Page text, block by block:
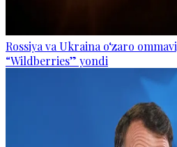
Rossiya va Ukraina o‘zaro
“Wildberries” yondi